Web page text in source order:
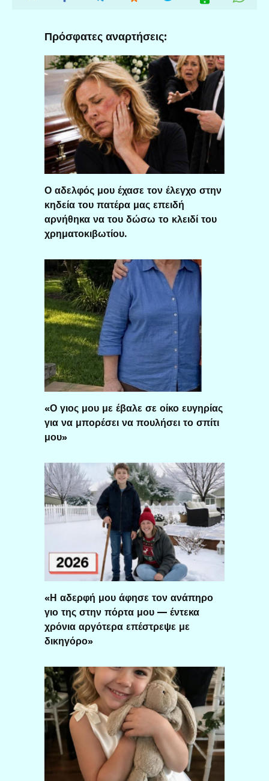
Πρόσφατες αναρτήσεις:
Ο αδελφός μου έχασε τον έλεγχο στην
κηδεία του πατέρα μας επειδή
αρνήθηκα να του δώσω το κλειδί του
χρηματοκιβωτίου.
«Ο γιος μου με έβαλε σε οίκο ευγηρίας
για να μπορέσει να πουλήσει το σπίτι
μου»
«Η αδερφή μου άφησε τον ανάπηρο
γιο της στην πόρτα μου — έντεκα
χρόνια αργότερα επέστρεψε με
δικηγόρο»